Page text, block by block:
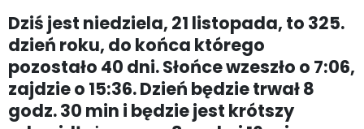
Dziś jest niedziela, 21 listopada, to 325.
dzień roku, do końca którego
pozostało 40 dni. Słońce wzeszło o 7:06,
zajdzie o 15:36. Dzień będzie trwał 8
godz. 30 min i będzie jest krótszy